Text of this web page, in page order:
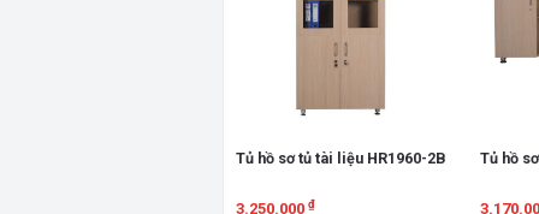
Tủ hồ sơ tủ tài liệu HR1960-2B
3.250.000 ₫
Tủ hồ